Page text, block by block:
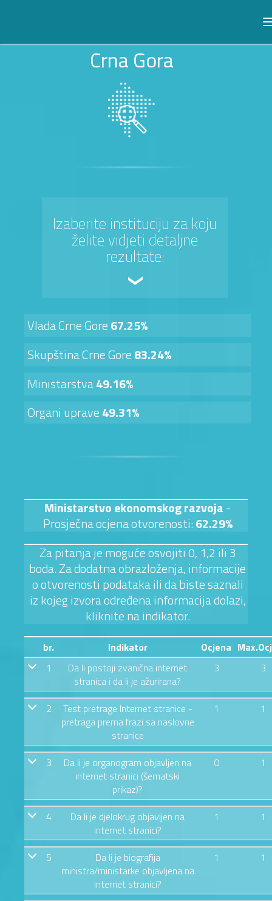
Crna Gora
Izaberite instituciju za koju
želite vidjeti detaljne
rezultate:
Vlada Crne Gore67.25%
Skupština Crne Gore83.24%
Ministarstva49.16%
Organi uprave49.31%
Ministarstvo ekonomskog razvoja-
Prosječna ocjena otvorenosti:62.29%
Za pitanja je moguće osvojiti 0, 1,2 ili 3
boda. Za dodatna obrazloženja, informacije
o otvorenosti podataka ili da biste saznali
iz kojeg izvora određena informacija dolazi,
kliknite na indikator.
br. Indikator Ocjena
1
Da li postoji zvanična internet
stranica i da li je ažurirana?
3 3
2
Test pretrage Internet stranice -
pretraga prema frazi sa naslovne
stranice
1 1
3
Da li je organogram objavljen na
internet stranici (šematski
prikaz)?
0 1
4
Da li je djelokrug objavljen na
internet stranici?
1 1
5
Da li je biografija
ministra/ministarke objavljena na
internet stranici?
1 1